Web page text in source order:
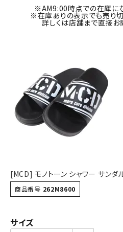
ご利用ガイド
詳しい条件から探す
※AM9:00時点での在庫に
※在庫ありの表示でも売り
詳しくは店舗まで直接お
[MCD] モノトーン シャワー サンダ
商品番号 262M8600
サイズ